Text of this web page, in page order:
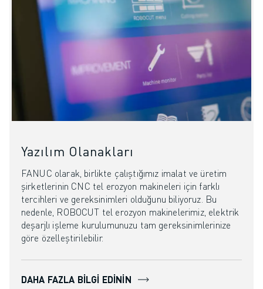
Yazılım Olanakları
FANUC olarak, birlikte çalıştığımız imalat ve üretim
şirketlerinin CNC tel erozyon makineleri için farklı
tercihleri ve gereksinimleri olduğunu biliyoruz. Bu
nedenle, ROBOCUT tel erozyon makinelerimiz, elektrik
deşarjlı işleme kurulumunuzu tam gereksinimlerinize
göre özelleştirilebilir.
DAHA FAZLA BILGI EDININ